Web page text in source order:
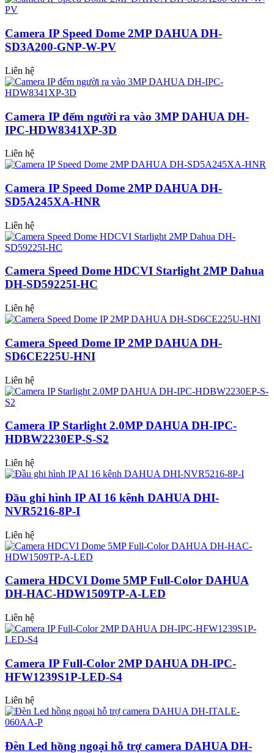
Camera IP Speed Dome 2MP DAHUA DH-
SD3A200-GNP-W-PV
Liên hệ
Camera IP đếm người ra vào 3MP DAHUA DH-
IPC-HDW8341XP-3D
Liên hệ
Camera IP Speed Dome 2MP DAHUA DH-
SD5A245XA-HNR
Liên hệ
Camera Speed Dome HDCVI Starlight 2MP Dahua
DH-SD59225I-HC
Liên hệ
Camera Speed Dome IP 2MP DAHUA DH-
SD6CE225U-HNI
Liên hệ
Camera IP Starlight 2.0MP DAHUA DH-IPC-
HDBW2230EP-S-S2
Liên hệ
Đầu ghi hình IP AI 16 kênh DAHUA DHI-
NVR5216-8P-I
Liên hệ
Camera HDCVI Dome 5MP Full-Color DAHUA
DH-HAC-HDW1509TP-A-LED
Liên hệ
Camera IP Full-Color 2MP DAHUA DH-IPC-
HFW1239S1P-LED-S4
Liên hệ
Đèn Led hồng ngoại hỗ trợ camera DAHUA DH-